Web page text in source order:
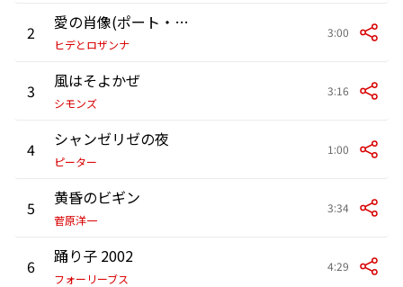
2 愛の肖像(ポート・レート)
ヒデとロザンナ
3:00
3 風はそよかぜ
シモンズ
3:16
4 シャンゼリゼの夜
ピーター
1:00
5 黄昏のビギン
菅原洋一
3:34
6 踊り子 2002
フォーリーブス
4:29